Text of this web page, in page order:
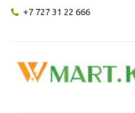
+7 727 31 22 666